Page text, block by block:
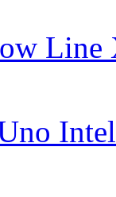
Intel